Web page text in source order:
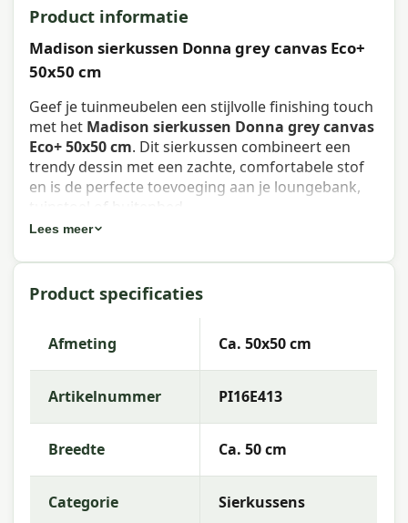
Product informatie
Madison sierkussen Donna grey canvas Eco+
50x50 cm
Geef je tuinmeubelen een stijlvolle finishing touch
met het Madison sierkussen Donna grey canvas
Eco+ 50x50 cm. Dit sierkussen combineert een
trendy dessin met een zachte, comfortabele stof
en is de perfecte toevoeging aan je loungebank,
tuinstoel of buitenbed.
Artikelnummer:
EAN:8713229011307
Afmeting:Ca. 50x50 cm
Stof:75% Cotton 20% Polyester 5% Other fibers
(100% recycling)
Lees meer
Product specificaties
Afmeting Ca. 50x50 cm
Artikelnummer PI16E413
Breedte Ca. 50 cm
Categorie Sierkussens